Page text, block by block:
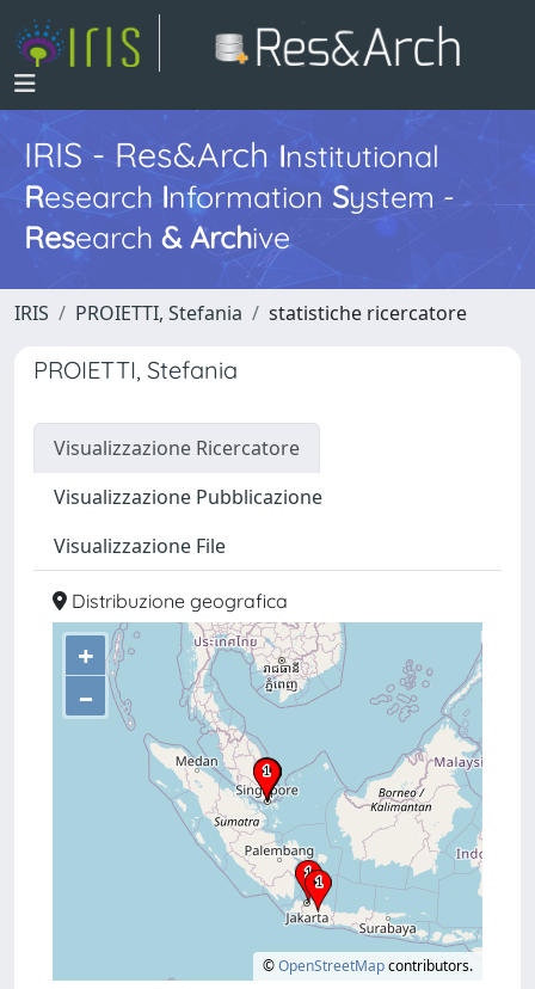
IRIS - Res&ArchInstitutional
Research InformationSystem -
Research & Archive
IRIS PROIETTI, Stefania statistiche ricercatore
PROIETTI, Stefania
Visualizzazione Ricercatore
Visualizzazione Pubblicazione
Visualizzazione File
Distribuzione geografica
+
–
©OpenStreetMapcontributors.